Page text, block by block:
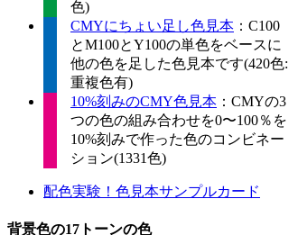
色)
CMYにちょい足し色見本 ：C100
とM100とY100の単色をベースに
他の色を足した色見本です(420色:
重複色有)
10%刻みのCMY色見本 ：CMYの3
つの色の組み合わせを0〜100％を
10%刻みで作った色のコンビネー
ション(1331色)
配色実験！色見本サンプルカード
背景色の17トーンの色